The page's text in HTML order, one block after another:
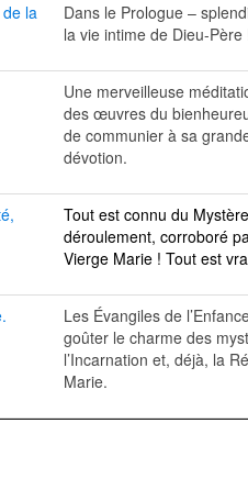
de la
Dans le Prologue –
la vie intime de Dieu-Père
Une merveilleuse
des œuvres du
de communier à sa
dévotion.
Tout est connu du
déroulement, corroboré
Vierge Marie ! Tout est
Les Évangiles de
goûter le charme des
l’Incarnation et, déjà, la
Marie.